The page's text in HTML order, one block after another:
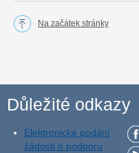
Na začátek stránky
Důležité odkazy
Elektronické podání
žádosti o podporu